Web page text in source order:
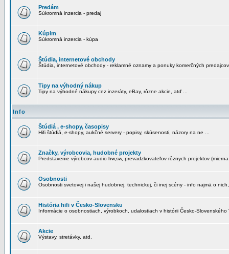
Predám
Súkromná inzercia - predaj
Kúpim
Súkromná inzercia - kúpa
Štúdia, internetové obchody
Štúdia, internetové obchody - reklamné oznamy a ponuky komerčných predajcov
Tipy na výhodný nákup
Tipy na výhodné nákupy cez inzeráty, eBay, rôzne akcie, atď ...
Info
Štúdiá , e-shopy, časopisy
Hifi štúdiá, e-shopy, aukčné servery - popisy, skúsenosti, názory na ne ...
Značky, výrobcovia, hudobné projekty
Predstavenie výrobcov audio hw,sw, prevadzkovateľov rôznych projektov
Osobnosti
Osobnosti svetovej i našej hudobnej, technickej, či inej scény - info najmä o
História hifi v Česko-Slovensku
Informácie o osobnostiach, výrobkoch, udalostiach v histórii Česko-Slovenského
Akcie
Výstavy, stretávky, atd.